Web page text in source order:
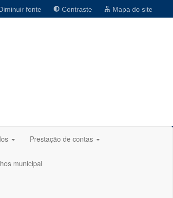
fonte Contraste Mapa do site
Prestação de contas
municipal